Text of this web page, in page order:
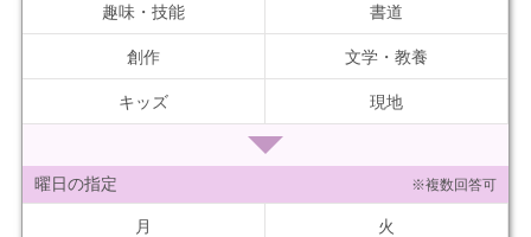
趣味・技能 書道
創作 文学・教養
キッズ 現地
曜日の指定 ※複数回答可
月 火